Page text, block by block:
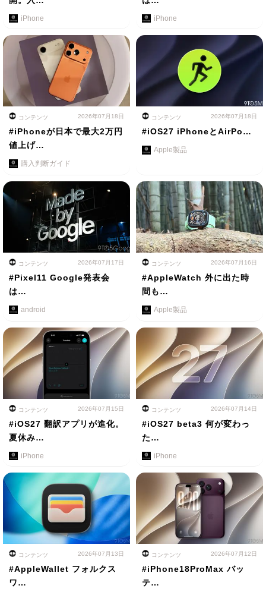
iPhone iPhone
コンテンツ 2026年07月18日
#iPhoneが日本で最大2万円
値上げ…
購入判断ガイド
コンテンツ 2026年07月18日
#iOS27 iPhoneとAirPo…
Apple製品
コンテンツ 2026年07月17日
#Pixel11 Google発表会
は…
android
コンテンツ 2026年07月16日
#AppleWatch 外に出た時
間も…
Apple製品
コンテンツ 2026年07月15日
#iOS27 翻訳アプリが進化。
夏休み…
iPhone
コンテンツ 2026年07月14日
#iOS27 beta3 何が変わっ
た…
iPhone
コンテンツ 2026年07月13日
#AppleWallet フォルクス
ワ…
コンテンツ 2026年07月12日
#iPhone18ProMax バッ
テ…